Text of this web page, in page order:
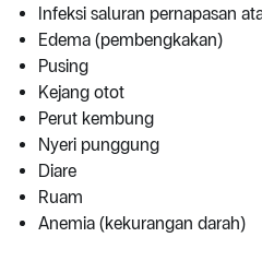
Infeksi saluran pernapasan
Edema (pembengkakan)
Pusing
Kejang otot
Perut kembung
Nyeri punggung
Diare
Ruam
Anemia (kekurangan darah)